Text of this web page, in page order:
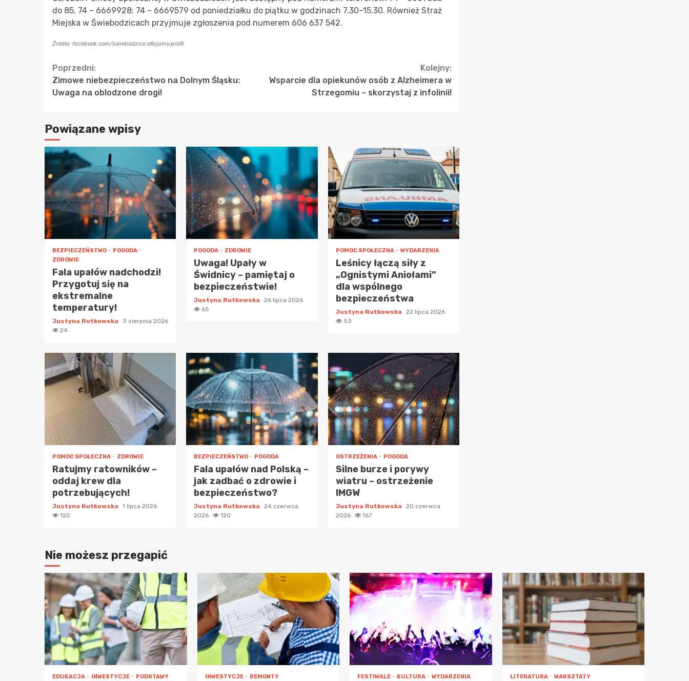
do 85, 74 – 6669928; 74 – 6669579 od poniedziałku do piątku w godzinach 7.30–15.30. Również Straż
Miejska w Świebodzicach przyjmuje zgłoszenia pod numerem 606 637 542.
Źródło: facebook.com/swiebodzice.oficjalny.profil
Continue
Reading
Poprzedni:
Zimowe niebezpieczeństwo na Dolnym Śląsku:
Uwaga na oblodzone drogi!
Kolejny:
Wsparcie dla opiekunów osób z Alzheimera w
Strzegomiu – skorzystaj z infolinii!
Powiązane wpisy
BEZPIECZEŃSTWO
POGODA
ZDROWIE
Fala upałów nadchodzi!
Przygotuj się na
ekstremalne
temperatury!
Justyna Rutkowska
3 sierpnia 2026
24
POGODA ZDROWIE
Uwaga! Upały w
Świdnicy – pamiętaj o
bezpieczeństwie!
Justyna Rutkowska
26 lipca 2026
65
POMOC SPOŁECZNA WYDARZENIA
Leśnicy łączą siły z
„Ognistymi Aniołami”
dla wspólnego
bezpieczeństwa
Justyna Rutkowska
22 lipca 2026
53
POMOC SPOŁECZNA ZDROWIE
Ratujmy ratowników –
oddaj krew dla
potrzebujących!
Justyna Rutkowska
1 lipca 2026
120
BEZPIECZEŃSTWO POGODA
Fala upałów nad Polską –
jak zadbać o zdrowie i
bezpieczeństwo?
Justyna Rutkowska
24 czerwca
2026
120
OSTRZEŻENIA POGODA
Silne burze i porywy
wiatru – ostrzeżenie
IMGW
Justyna Rutkowska
20 czerwca
2026
167
Nie możesz przegapić
EDUKACJA INWESTYCJE PODSTAWY INWESTYCJE REMONTY FESTIWALE KULTURA WYDARZENIA LITERATURA WARSZTATY